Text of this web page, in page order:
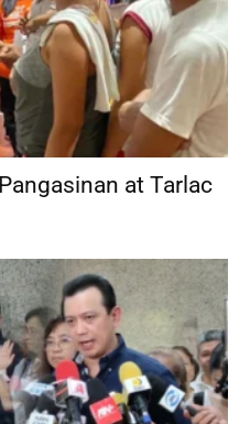
at Tarlac